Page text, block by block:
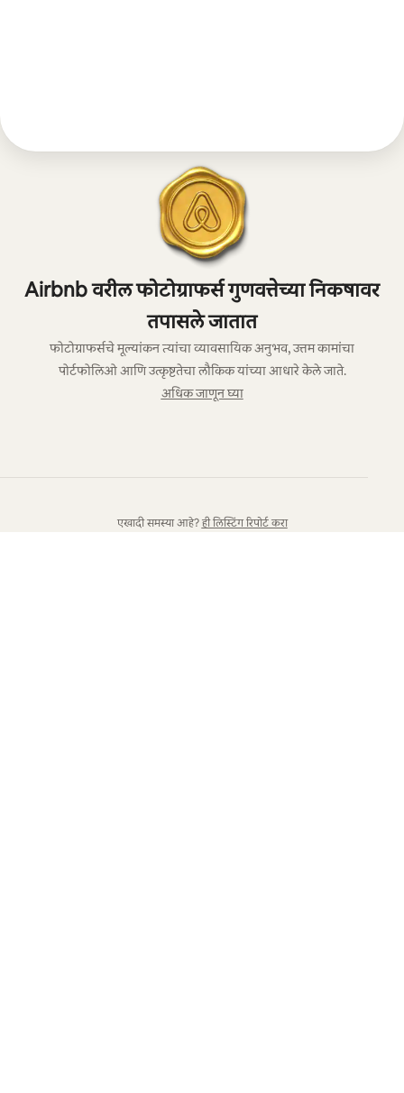
Airbnb वरील फोटोग्राफर्स गुणवत्तेच्या निकषावर
तपासले जातात
फोटोग्राफर्सचे मूल्यांकन त्यांचा व्यावसायिक अनुभव, उत्तम कामांचा
पोर्टफोलिओ आणि उत्कृष्टतेचा लौकिक यांच्या आधारे केले जाते.
अधिक जाणून घ्या
एखादी समस्या आहे? ही लिस्टिंग रिपोर्ट करा